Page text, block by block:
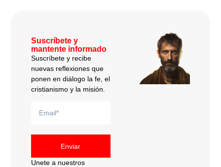
Suscríbete y
mantente informado
Suscríbete y recibe
nuevas reflexiones que
ponen en diálogo la fe, el
cristianismo y la misión.
Enviar
Unete a nuestros